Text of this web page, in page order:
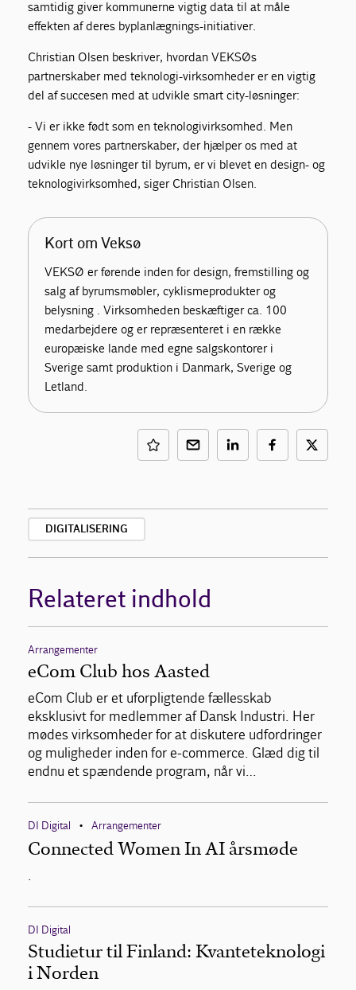
samtidig giver kommunerne vigtig data til at måle
effekten af deres byplanlægnings-initiativer.
Christian Olsen beskriver, hvordan VEKSØs
partnerskaber med teknologi-virksomheder er en vigtig
del af succesen med at udvikle smart city-løsninger:
- Vi er ikke født som en teknologivirksomhed. Men
gennem vores partnerskaber, der hjælper os med at
udvikle nye løsninger til byrum, er vi blevet en design- og
teknologivirksomhed, siger Christian Olsen.
Kort om Veksø
VEKSØ er førende inden for design, fremstilling og
salg af byrumsmøbler, cyklismeprodukter og
belysning . Virksomheden beskæftiger ca. 100
medarbejdere og er repræsenteret i en række
europæiske lande med egne salgskontorer i
Sverige samt produktion i Danmark, Sverige og
Letland.
DIGITALISERING
Relateret indhold
Arrangementer
eCom Club hos Aasted
eCom Club er et uforpligtende fællesskab
eksklusivt for medlemmer af Dansk Industri. Her
mødes virksomheder for at diskutere udfordringer
og muligheder inden for e-commerce. Glæd dig til
endnu et spændende program, når vi…
DI Digital • Arrangementer
Connected Women In AI årsmøde
.
DI Digital
Studietur til Finland: Kvanteteknologi
i Norden